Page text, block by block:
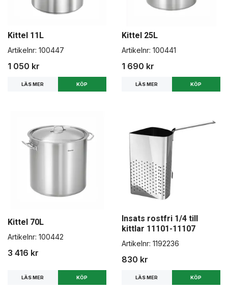
Kittel 11L
Artikelnr: 100447
1 050 kr
LÄS MER
Kittel 25L
Artikelnr: 100441
1 690 kr
LÄS MER
Kittel 70L
Artikelnr: 100442
3 416 kr
LÄS MER
Insats rostfri 1/4 till
kittlar 11101-11107
Artikelnr: 1192236
830 kr
LÄS MER